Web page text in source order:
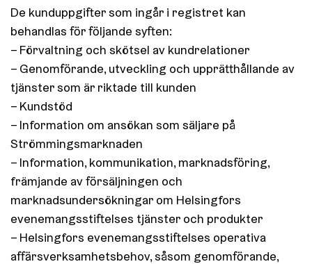
De kunduppgifter som ingår i registret kan
behandlas för följande syften:
– Förvaltning och skötsel av kundrelationer
– Genomförande, utveckling och upprätthållande av
tjänster som är riktade till kunden
– Kundstöd
– Information om ansökan som säljare på
Strömmingsmarknaden
– Information, kommunikation, marknadsföring,
främjande av försäljningen och
marknadsundersökningar om Helsingfors
evenemangsstiftelses tjänster och produkter
– Helsingfors evenemangsstiftelses operativa
affärsverksamhetsbehov, såsom genomförande,